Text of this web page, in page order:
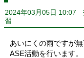
2024年03月05日 10:07
習
あいにくの雨ですが
ASE活動を行います。